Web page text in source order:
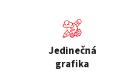
Jedinečná
grafika